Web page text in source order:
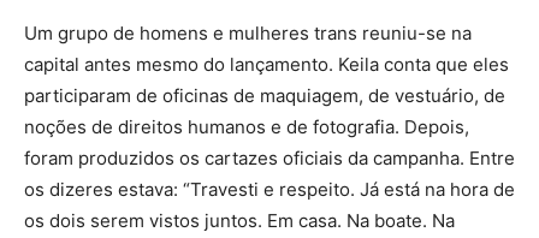
Um grupo de homens e mulheres trans reuniu-se na
capital antes mesmo do lançamento. Keila conta que eles
participaram de oficinas de maquiagem, de vestuário, de
noções de direitos humanos e de fotografia. Depois,
foram produzidos os cartazes oficiais da campanha. Entre
os dizeres estava: “Travesti e respeito. Já está na hora de
os dois serem vistos juntos. Em casa. Na boate. Na